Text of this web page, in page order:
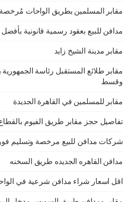
مقابر المسلمين بطريق الواحات
مدافن للبيع بعقود رسمية قانونية بأفضل
مقابر مدينة الشيخ زايد
مقابر طلائع المستقبل رئاسة الجمهورية
وقسط
مقابر للمسلمين في القاهرة الجديدة
تفاصيل حجز مقابر طريق الفيوم
شركات مدافن للبيع مرخصة وتسليم
مدافن القاهره الجديده طريق السخنه
اقل اسعار شراء مدافن شرعية في